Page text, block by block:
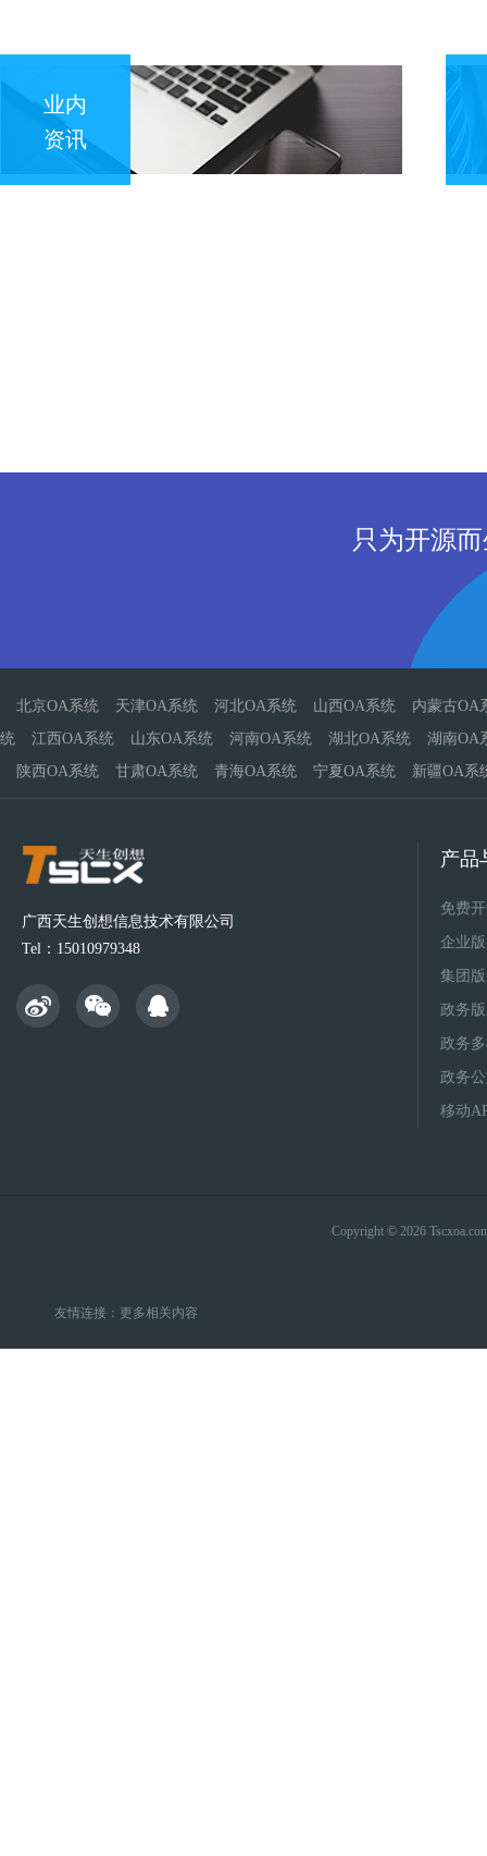
业内
资讯
只为开源
北京OA系统 天津OA系统 河北OA系统 山西OA系统
内蒙古OA
统
江西OA系统 山东OA系统 河南OA系统 湖北OA系统
湖南OA
陕西OA系统
甘肃OA系统 青海OA系统 宁夏OA系统 新疆OA系
广西天生创想信息技术有限公司
Tel：15010979348
产品
免费
企业版
集团版
政务版
政务
政务
移动
Copyright © 2026
友情连接： 更多相关内容